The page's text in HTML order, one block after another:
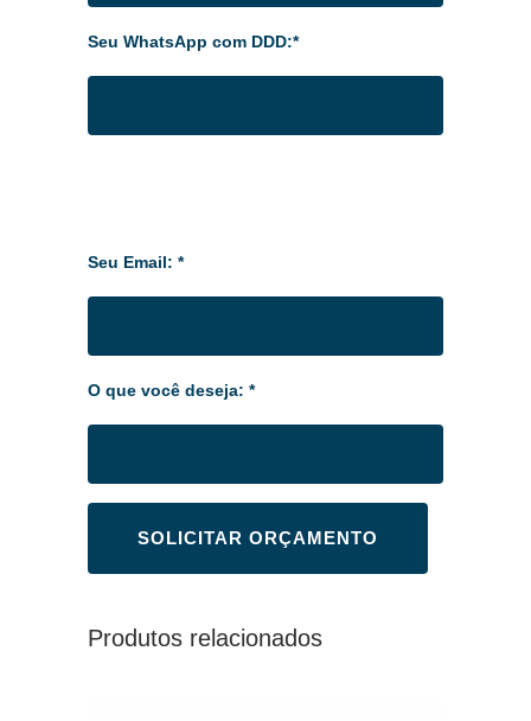
Seu WhatsApp com DDD:*
Seu Email: *
O que você deseja: *
Produtos relacionados